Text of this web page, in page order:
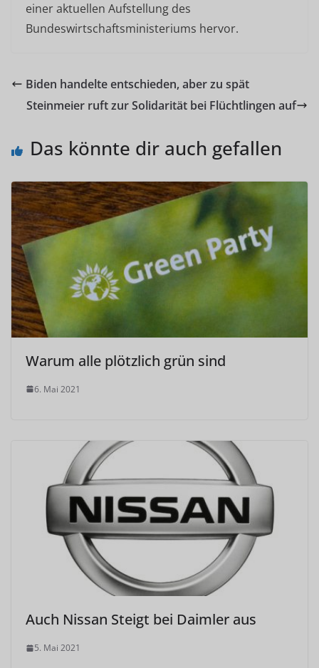
einer aktuellen Aufstellung des
Bundeswirtschaftsministeriums hervor.
Biden handelte entschieden, aber zu spät
Steinmeier ruft zur Solidarität bei Flüchtlingen auf
Das könnte dir auch gefallen
Warum alle plötzlich grün sind
6. Mai 2021
Auch Nissan Steigt bei Daimler aus
5. Mai 2021